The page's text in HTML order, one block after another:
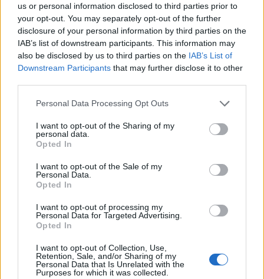
us or personal information disclosed to third parties prior to
your opt-out. You may separately opt-out of the further
disclosure of your personal information by third parties on the
IAB’s list of downstream participants. This information may
also be disclosed by us to third parties on the IAB’s List of
Downstream Participants that may further disclose it to other
Personal Data Processing Opt Outs
I want to opt-out of the Sharing of my
personal data.
Opted In
I want to opt-out of the Sale of my
Personal Data.
Opted In
I want to opt-out of processing my
Personal Data for Targeted Advertising.
Opted In
I want to opt-out of Collection, Use,
Retention, Sale, and/or Sharing of my
Personal Data that Is Unrelated with the
Purposes for which it was collected.
Himlen eksploderede over Tall Ships
Races
Endnu et
Andre læser også
Mad & Drikke
Nu åbner stor Biltema-café
Populær
Aalborg